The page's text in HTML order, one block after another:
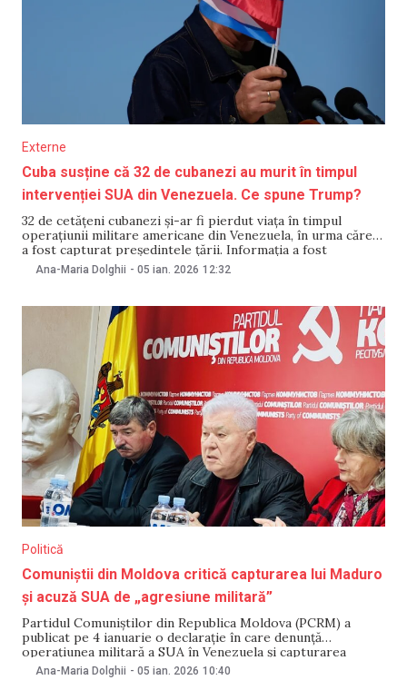
Externe
Cuba susține că 32 de cubanezi au murit în timpul
intervenției SUA din Venezuela. Ce spune Trump?
32 de cetățeni cubanezi și-ar fi pierdut viața în timpul
operațiunii militare americane din Venezuela, în urma căreia
a fost capturat președintele țării. Informația a fost
raportată de Guvernul Cubei într-un comunicat, relatează
Reuters. Autoritățile cubaneze au menționat că persoanele
Ana-Maria Dolghii - 05 ian. 2026 12:32
Politică
Comuniștii din Moldova critică capturarea lui Maduro
și acuză SUA de „agresiune militară”
Partidul Comuniștilor din Republica Moldova (PCRM) a
publicat pe 4 ianuarie o declarație în care denunță
operațiunea militară a SUA în Venezuela și capturarea
președintelui țării, Nicolas Maduro, acuzat de „narco-
terorism”. Formațiunea politică a catalogat intervenția
Ana-Maria Dolghii - 05 ian. 2026 10:40